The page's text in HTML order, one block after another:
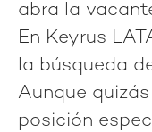
abra la
En Keyrus
la búsqueda
Aunque
posición